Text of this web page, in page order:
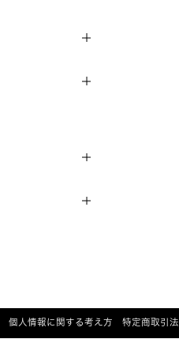
個人情報に関する考え方 特定商取引